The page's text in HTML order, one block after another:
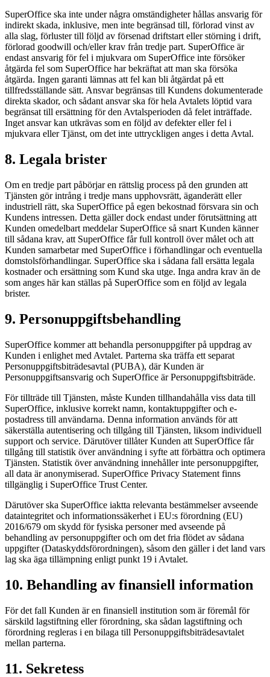
SuperOffice ska inte under några omständigheter hållas ansvarig för
indirekt skada, inklusive, men inte begränsad till, förlorad vinst av
alla slag, förluster till följd av försenad driftstart eller störning i drift,
förlorad goodwill och/eller krav från tredje part. SuperOffice är
endast ansvarig för fel i mjukvara om SuperOffice inte försöker
åtgärda fel som SuperOffice har bekräftat att man ska försöka
åtgärda. Ingen garanti lämnas att fel kan bli åtgärdat på ett
tillfredsställande sätt. Ansvar begränsas till Kundens dokumenterade
direkta skador, och sådant ansvar ska för hela Avtalets löptid vara
begränsat till ersättning för den Avtalsperioden då felet inträffade.
Inget ansvar kan utkrävas som en följd av defekter eller fel i
mjukvara eller Tjänst, om det inte uttryckligen anges i detta Avtal.
8. Legala brister
Om en tredje part påbörjar en rättslig process på den grunden att
Tjänsten gör intrång i tredje mans upphovsrätt, äganderätt eller
industriell rätt, ska SuperOffice på egen bekostnad försvara sin och
Kundens intressen. Detta gäller dock endast under förutsättning att
Kunden omedelbart meddelar SuperOffice så snart Kunden känner
till sådana krav, att SuperOffice får full kontroll över målet och att
Kunden samarbetar med SuperOffice i förhandlingar och eventuella
domstolsförhandlingar. SuperOffice ska i sådana fall ersätta legala
kostnader och ersättning som Kund ska utge. Inga andra krav än de
som anges här kan ställas på SuperOffice som en följd av legala
brister.
9. Personuppgiftsbehandling
SuperOffice kommer att behandla personuppgifter på uppdrag av
Kunden i enlighet med Avtalet. Parterna ska träffa ett separat
Personuppgiftsbiträdesavtal (PUBA), där Kunden är
Personuppgiftsansvarig och SuperOffice är Personuppgiftsbiträde.
För tillträde till Tjänsten, måste Kunden tillhandahålla viss data till
SuperOffice, inklusive korrekt namn, kontaktuppgifter och e-
postadress till användarna. Denna information används för att
säkerställa autentisering och tillgång till Tjänsten, liksom individuell
support och service. Därutöver tillåter Kunden att SuperOffice får
tillgång till statistik över användning i syfte att förbättra och optimera
Tjänsten. Statistik över användning innehåller inte personuppgifter,
all data är anonymiserad. SuperOffice Privacy Statement finns
tillgänglig i SuperOffice Trust Center.
Därutöver ska SuperOffice iaktta relevanta bestämmelser avseende
dataintegritet och informationssäkerhet i EU:s förordning (EU)
2016/679 om skydd för fysiska personer med avseende på
behandling av personuppgifter och om det fria flödet av sådana
uppgifter (Dataskyddsförordningen), såsom den gäller i det land vars
lag ska äga tillämpning enligt punkt 19 i Avtalet.
10. Behandling av finansiell information
För det fall Kunden är en finansiell institution som är föremål för
särskild lagstiftning eller förordning, ska sådan lagstiftning och
förordning regleras i en bilaga till Personuppgiftsbiträdesavtalet
mellan parterna.
11. Sekretess